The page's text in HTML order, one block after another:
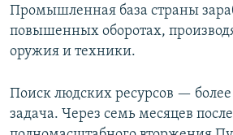
Промышленная база страны
повышенных оборотах,
оружия и техники.
Поиск людских ресурсов —
задача. Через семь месяцев